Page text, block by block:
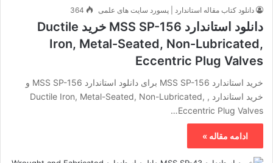
دانلود کتاب مقاله استاندارد | پسورد سایت های علمی 364
دانلود استاندارد MSS SP-156 خرید Ductile
Iron, Metal-Seated, Non-Lubricated,
Eccentric Plug Valves
خرید استاندارد MSS SP-156 برای دانلود استاندارد MSS SP-156 و
خرید استاندارد , Ductile Iron, Metal-Seated, Non-Lubricated,
Eccentric Plug Valves…
ادامه مقاله »